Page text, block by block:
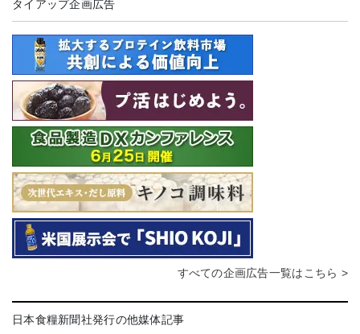
タイアップ企画広告
すべての企画広告一覧はこちら >
日本食糧新聞社発行の他媒体記事